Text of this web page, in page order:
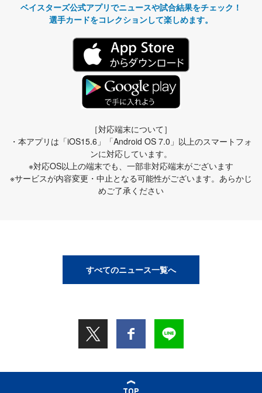
ベイスターズ公式アプリでニュースや試合結果をチェック！
選手カードをコレクションして楽しめます。
［対応端末について］
・本アプリは「iOS15.6」「Android OS 7.0」以上のスマートフォ
ンに対応しています。
※対応OS以上の端末でも、一部非対応端末がございます
※サービスが内容変更・中止となる可能性がございます。あらかじ
めご了承ください
すべてのニュース一覧へ